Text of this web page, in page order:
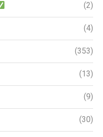
(2)
(4)
(353)
(13)
(9)
(30)